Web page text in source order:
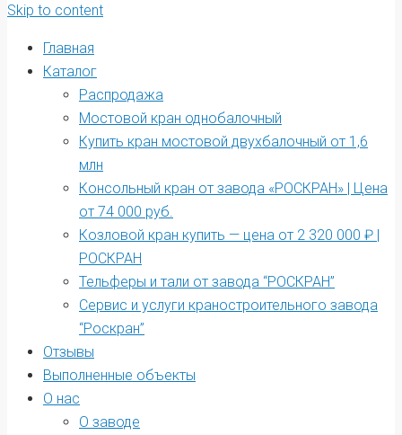
Skip to content
Главная
Каталог
Распродажа
Мостовой кран однобалочный
Купить кран мостовой двухбалочный от 1,6
млн
Консольный кран от завода «РОСКРАН» | Цена
от 74 000 руб.
Козловой кран купить — цена от 2 320 000 ₽ |
РОСКРАН
Тельферы и тали от завода “РОСКРАН”
Сервис и услуги краностроительного завода
“Роскран”
Отзывы
Выполненные объекты
О нас
О заводе